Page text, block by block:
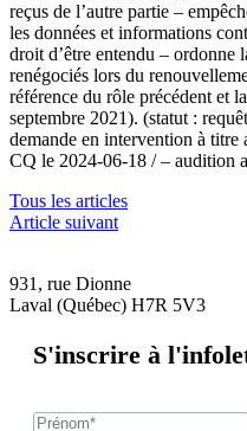
reçus de l’autre partie –
les données et informations
droit d’être entendu – ordonne
renégociés lors du
référence du rôle précédent et
septembre 2021). (statut :
demande en intervention à
CQ le 2024-06-18 / – audition
Tous les articles
Article suivant
931, rue Dionne
Laval (Québec) H7R 5V3
S'inscrire à